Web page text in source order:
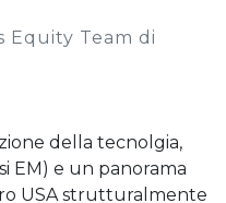
Team di
della tecnolgia,
EM) e un panorama
USA strutturalmente